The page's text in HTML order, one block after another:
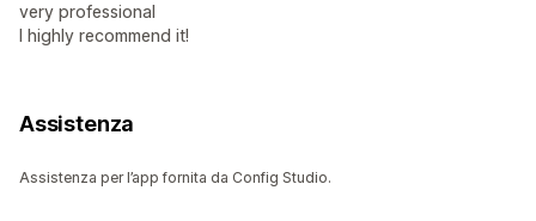
very professional
I highly recommend it!
Assistenza
Assistenza per l’app fornita da Config Studio.